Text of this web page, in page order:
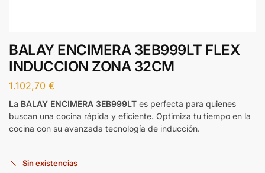
BALAY ENCIMERA 3EB999LT FLEX
INDUCCION ZONA 32CM
1.102,70 €
La BALAY ENCIMERA 3EB999LT es perfecta para quienes
buscan una cocina rápida y eficiente. Optimiza tu tiempo en la
cocina con su avanzada tecnología de inducción.
Sin existencias